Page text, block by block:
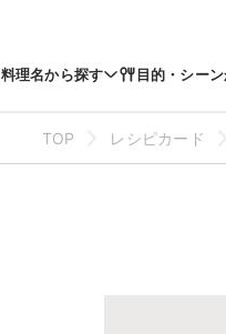
料理名から探す 目的・シー
TOP レシピカード